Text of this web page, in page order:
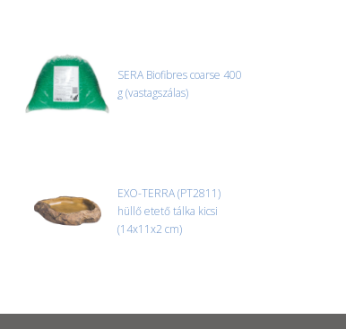
SERA Biofibres coarse 400
g (vastagszálas)
EXO-TERRA (PT2811)
hüllő etető tálka kicsi
(14x11x2 cm)